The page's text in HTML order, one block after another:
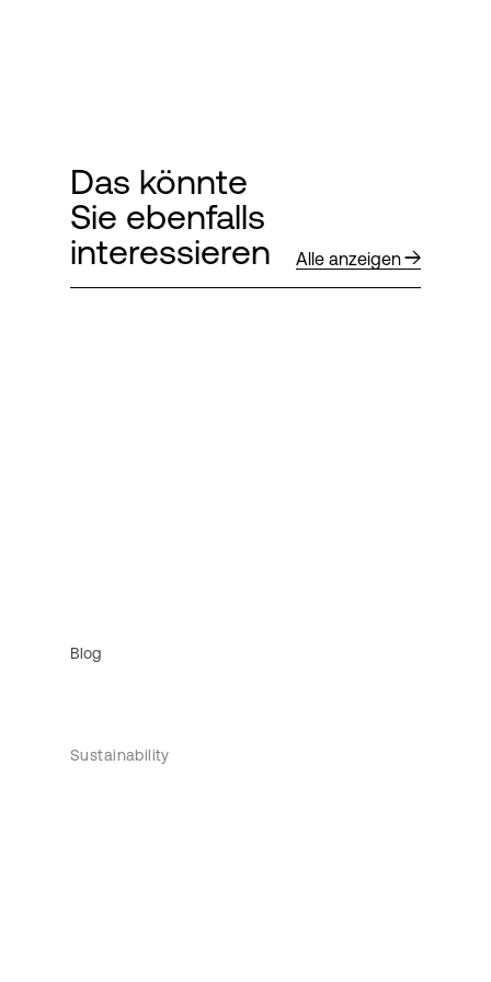
Das könnte
Sie ebenfalls
interessieren
Alle anzeigen
Blog
Sustainability